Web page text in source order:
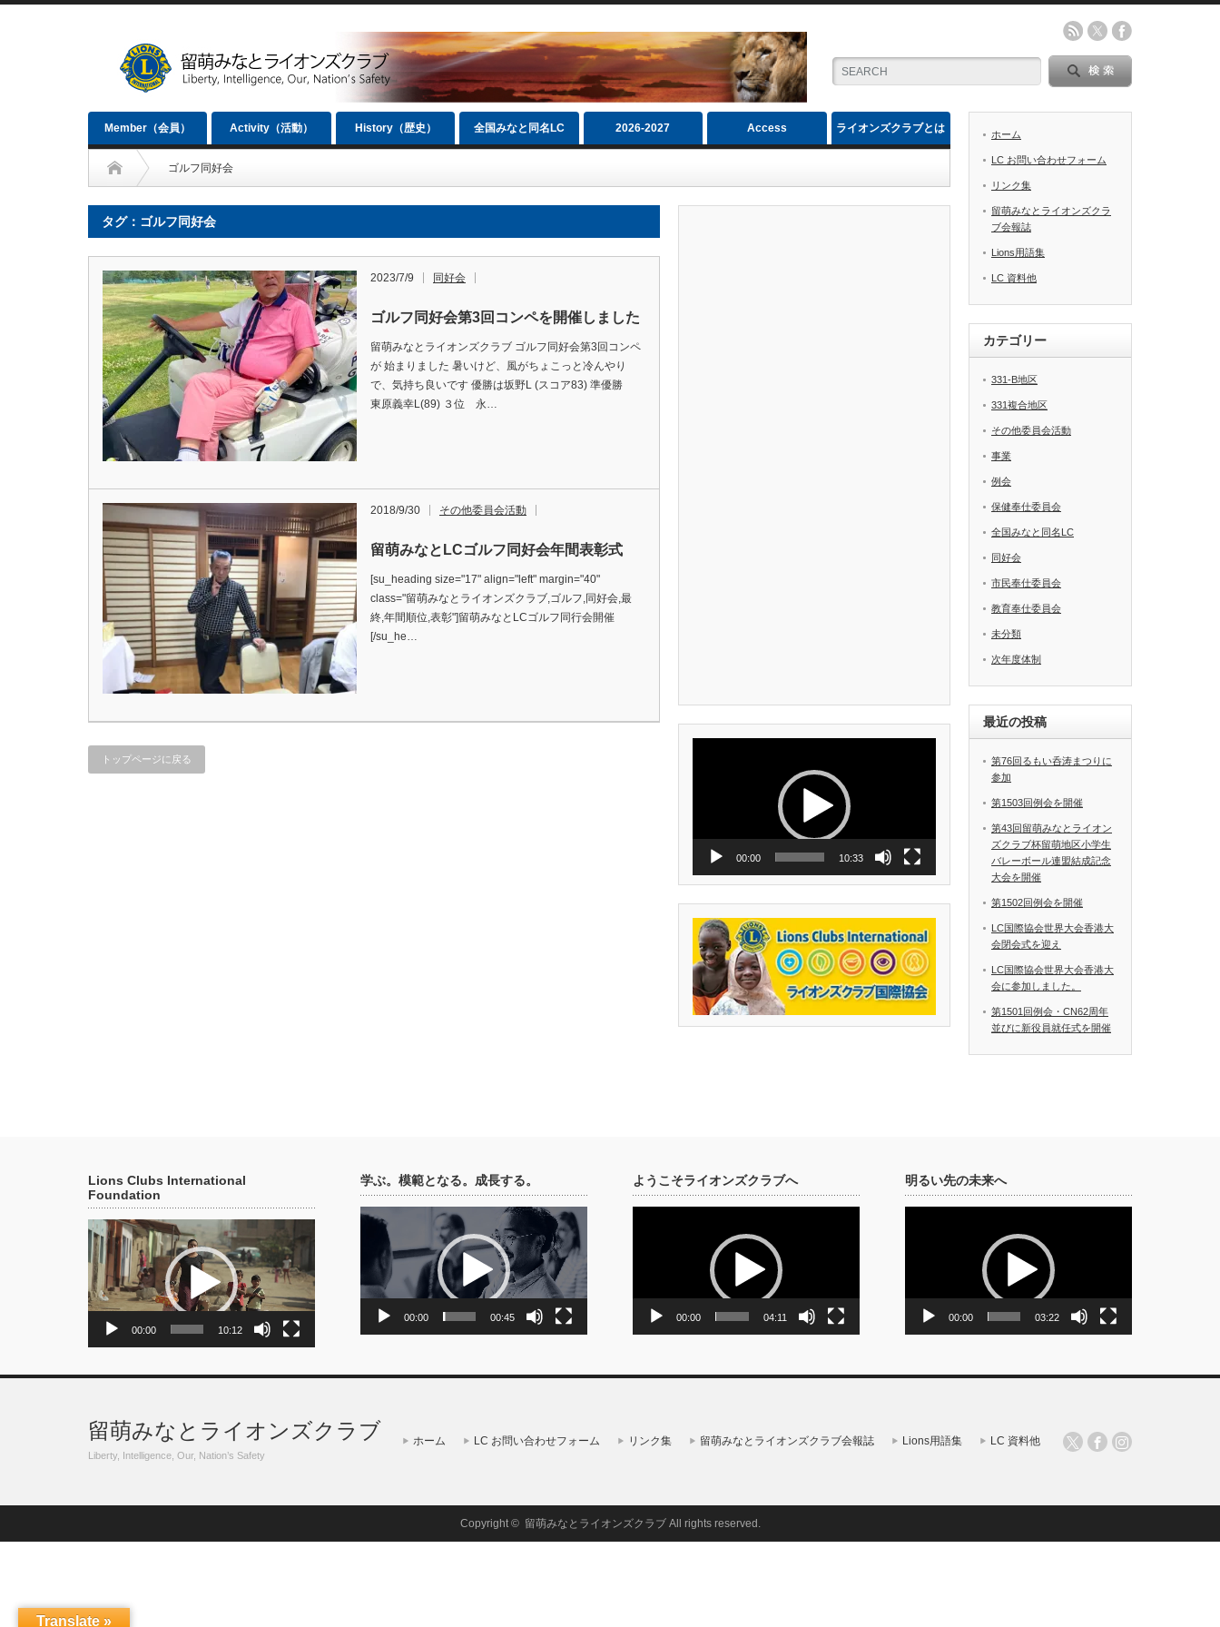
Member（会員） Activity（活動） History（歴史） 全国みなと同名LC 2026‐2027 Access ライオンズクラブとは
ゴルフ同好会
タグ：ゴルフ同好会
2023/7/9 同好会
ゴルフ同好会第3回コンペを開催しました
留萌みなとライオンズクラブ ゴルフ同好会第3回コンペ
が 始まりました 暑いけど、風がちょこっと冷んやり
で、気持ち良いです 優勝は坂野L (スコア83) 準優勝
東原義幸L(89) ３位 永…
2018/9/30 その他委員会活動
留萌みなとLCゴルフ同好会年間表彰式
[su_heading size="17" align="left" margin="40"
class="留萌みなとライオンズクラブ,ゴルフ,同好会,最
終,年間順位,表彰"]留萌みなとLCゴルフ同行会開催
[/su_he…
トップページに戻る
00:00 10:33
ホーム
LC お問い合わせフォーム
リンク集
留萌みなとライオンズクラ
ブ会報誌
Lions用語集
LC 資料他
カテゴリー
331-B地区
331複合地区
その他委員会活動
事業
例会
保健奉仕委員会
全国みなと同名LC
同好会
市民奉仕委員会
教育奉仕委員会
未分類
次年度体制
最近の投稿
第76回るもい呑涛まつりに
参加
第1503回例会を開催
第43回留萌みなとライオン
ズクラブ杯留萌地区小学生
バレーボール連盟結成記念
大会を開催
第1502回例会を開催
LC国際協会世界大会香港大
会閉会式を迎え
LC国際協会世界大会香港大
会に参加しました。
第1501回例会・CN62周年
並びに新役員就任式を開催
Lions Clubs International
Foundation
動
画
プ
レ
ー
ヤ
ー
00:00 10:12
学ぶ。模範となる。成長する。
動
00:00 00:45
ようこそライオンズクラブへ
00:00 04:11
明るい先の未来へ
00:00 03:22
留萌みなとライオンズクラブ
Liberty, Intelligence, Our, Nation’s Safety
ホーム LC お問い合わせフォーム リンク集 留萌みなとライオンズクラブ会報誌 Lions用語集 LC 資料他
Copyright © 留萌みなとライオンズクラブAll rights reserved.
Translate »